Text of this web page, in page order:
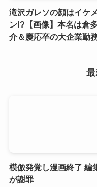
滝沢ガレソの顔はイケメ
ン!?【画像】本名は倉
介＆慶応卒の大企業勤
最
模倣発覚し漫画終了 編
が謝罪